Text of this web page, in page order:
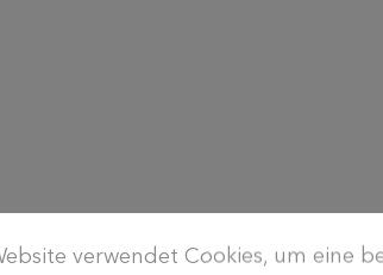
verwendet Cookies, um eine